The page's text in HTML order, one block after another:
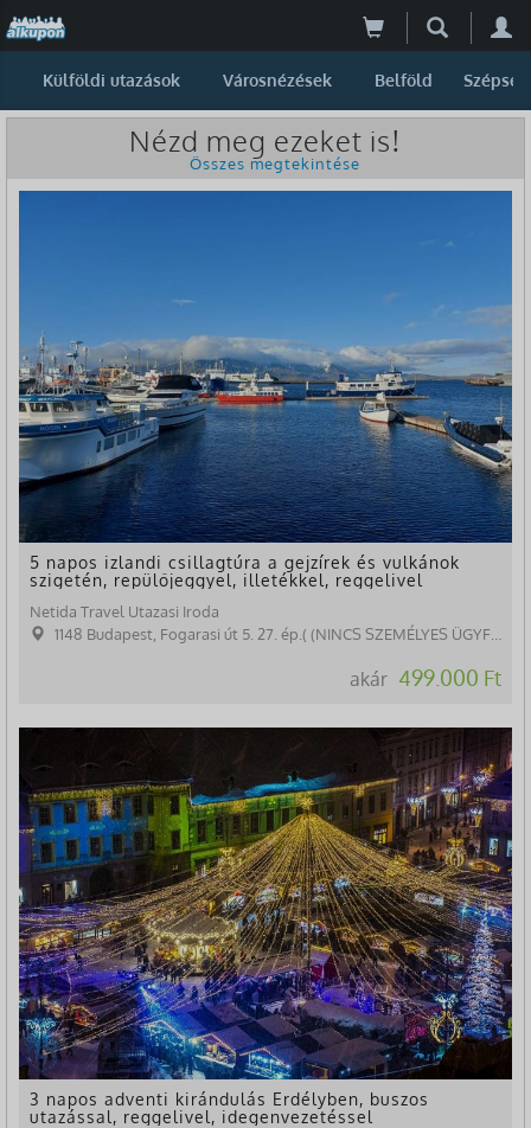
Külföldi utazások Városnézések Belföld Szépség
Nézd meg ezeket is!
Összes megtekintése
5 napos izlandi csillagtúra a gejzírek és vulkánok
szigetén, repülőjeggyel, illetékkel, reggelivel
Netida Travel Utazasi Iroda
1148 Budapest, Fogarasi út 5. 27. ép.( (NINCS SZEMÉLYES ÜGYFÉLFOGADÁS)
akár 499.000 Ft
3 napos adventi kirándulás Erdélyben, buszos
utazással, reggelivel, idegenvezetéssel